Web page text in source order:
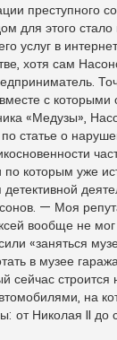
преступного
для этого стало
услуг в
хотя сам
с
«Медузы»,
по статье о
которым уже
детективной
— Моя
вообще не
«заняться
в музее
сейчас
на
от Николая II